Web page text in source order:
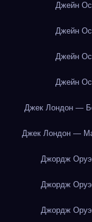
Джейн
Джейн
Джейн
Джейн
Джек Лондон —
Джек Лондон —
Джордж
Джордж
Джордж